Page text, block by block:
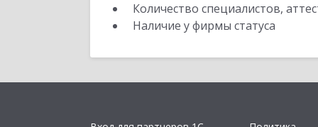
Количество специалистов,
Наличие у фирмы статуса